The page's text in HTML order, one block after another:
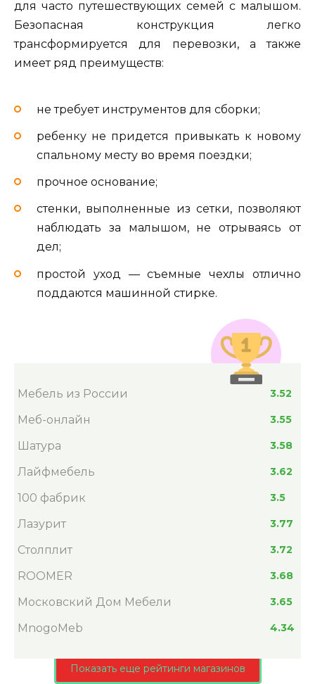
для часто путешествующих семей с малышом.
Безопасная конструкция легко
трансформируется для перевозки, а также
имеет ряд преимуществ:
не требует инструментов для сборки;
ребенку не придется привыкать к новому
спальному месту во время поездки;
прочное основание;
стенки, выполненные из сетки, позволяют
наблюдать за малышом, не отрываясь от
дел;
простой уход — съемные чехлы отлично
поддаются машинной стирке.
Мебель из России 3.52
Меб-онлайн 3.55
Шатура 3.58
Лайфмебель 3.62
100 фабрик 3.5
Лазурит 3.77
Столплит 3.72
ROOMER 3.68
Московский Дом Мебели 3.65
MnogoMeb 4.34
Показать еще рейтинги магазинов